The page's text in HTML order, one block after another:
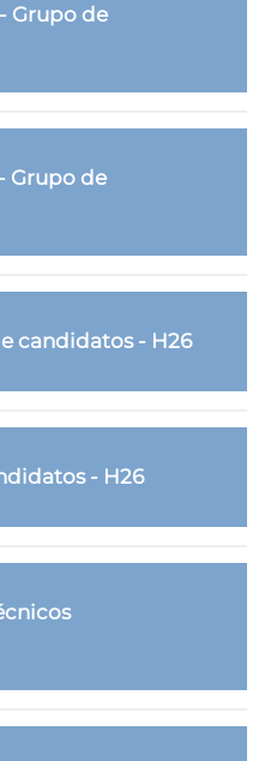
Grupo de
Grupo de
candidatos - H26
- H26